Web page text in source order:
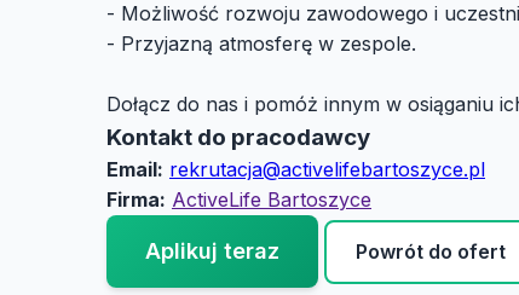
- Możliwość rozwoju zawodowego i
- Przyjazną atmosferę w zespole.
Dołącz do nas i pomóż innym w osiąganiu
Kontakt do pracodawcy
Email: rekrutacja@activelifebartoszyce.pl
Firma: ActiveLife Bartoszyce
Aplikuj teraz Powrót do ofert